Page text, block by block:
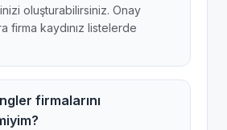
oluşturabilirsiniz. Onay
firma kaydınız listelerde
firmalarını